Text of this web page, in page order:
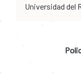
Universidad del